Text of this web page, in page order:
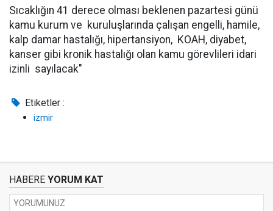
Sıcaklığın 41 derece olması beklenen pazartesi günü
kamu kurum ve kuruluşlarında çalışan engelli, hamile,
kalp damar hastalığı, hipertansiyon, KOAH, diyabet,
kanser gibi kronik hastalığı olan kamu görevlileri idari
izinli sayılacak"
Etiketler :
izmir
HABERE YORUM KAT